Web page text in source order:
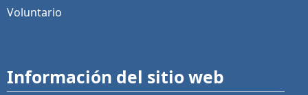
Voluntario
Información del sitio web